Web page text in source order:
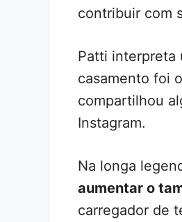
contribuir com
Patti interpreta
casamento foi
compartilhou
Instagram.
Na longa
aumentar o
carregador de